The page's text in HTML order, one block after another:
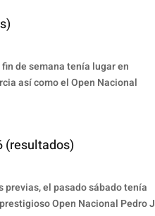
de semana tenía lugar en
así como el Open Nacional
(resultados)
el pasado sábado tenía
Open Nacional Pedro J